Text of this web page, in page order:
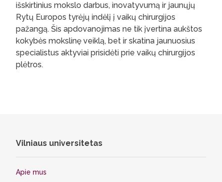
išskirtinius mokslo darbus, inovatyvumą ir jaunųjų
Rytų Europos tyrėjų indėlį į vaikų chirurgijos
pažangą. Šis apdovanojimas ne tik įvertina aukštos
kokybės mokslinę veiklą, bet ir skatina jaunuosius
specialistus aktyviai prisidėti prie vaikų chirurgijos
plėtros.
Vilniaus universitetas
Apie mus